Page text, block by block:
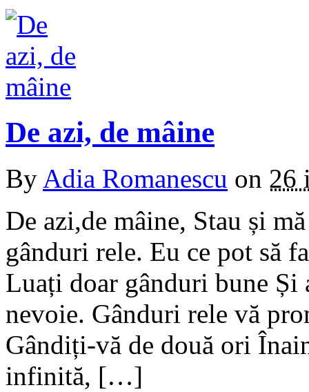
De azi, de mâine
By Adia Romanescu on 26
De azi,de mâine, Stau și
gânduri rele. Eu ce pot să
Luați doar gânduri bune Și
nevoie. Gânduri rele vă
Gândiți-vă de două ori
infinită, […]